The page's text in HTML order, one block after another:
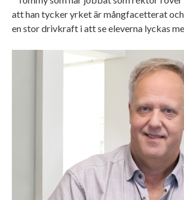
att han tycker yrket är mångfacetterat
en stor drivkraft i att se eleverna lyckas